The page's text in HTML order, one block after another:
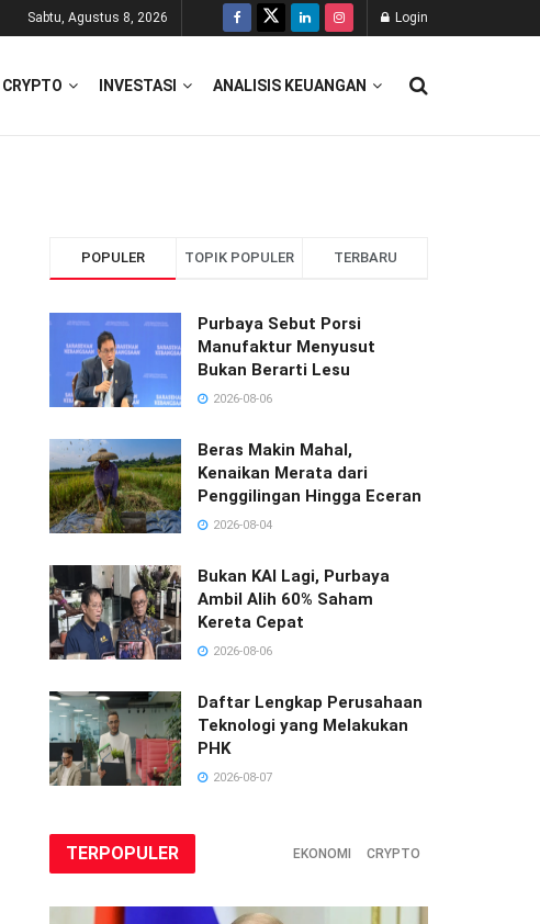
Sabtu, Agustus 8, 2026 Login
CRYPTO INVESTASI ANALISIS KEUANGAN
POPULER TOPIK POPULER TERBARU
Purbaya Sebut Porsi
Manufaktur Menyusut
Bukan Berarti Lesu
2026-08-06
Beras Makin Mahal,
Kenaikan Merata dari
Penggilingan Hingga Eceran
2026-08-04
Bukan KAI Lagi, Purbaya
Ambil Alih 60% Saham
Kereta Cepat
2026-08-06
Daftar Lengkap Perusahaan
Teknologi yang Melakukan
PHK
2026-08-07
TERPOPULER EKONOMI CRYPTO